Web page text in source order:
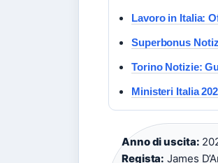
Lavoro in Italia:
Superbonus
Torino Notizie:
Ministeri Italia
Anno di uscita:
Regista: James